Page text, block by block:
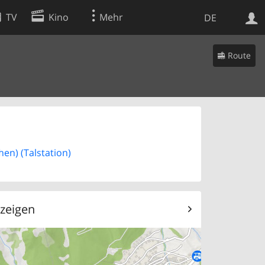
DE
TV Kino Mehr
Route
(Talstation)